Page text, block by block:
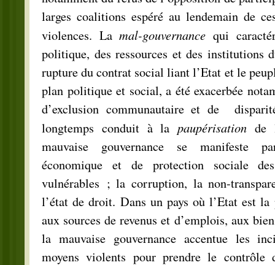
larges coalitions espéré au lendemain de
violences. Lamal-gouvernance qui
politique, des ressources et des institutions
rupture du contrat social liant l’Etat et le
plan politique et social, a été exacerbée
d’exclusion communautaire et de
longtemps conduit à la paupérisation de
mauvaise gouvernance se manifeste
économique et de protection sociale
vulnérables ; la corruption, la non-
l’état de droit. Dans un pays où l’Etat est la
aux sources de revenus et d’emplois, aux
la mauvaise gouvernance accentue les
moyens violents pour prendre le contrôle